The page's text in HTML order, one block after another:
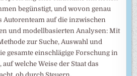
begünstigt, und wovon genau
Autorenteam auf die inzwischen
und modellbasierten Analysen: Mit
zur Suche, Auswahl und
gesamte einschlägige Forschung in
welche Weise der Staat das